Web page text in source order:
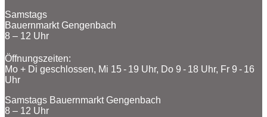
Samstags
Bauernmarkt Gengenbach
8 – 12 Uhr
Öffnungszeiten:
Mo + Di geschlossen, Mi 15 - 19 Uhr, Do 9 - 18 Uhr, Fr 9 - 16
Uhr
Samstags Bauernmarkt Gengenbach
8 – 12 Uhr